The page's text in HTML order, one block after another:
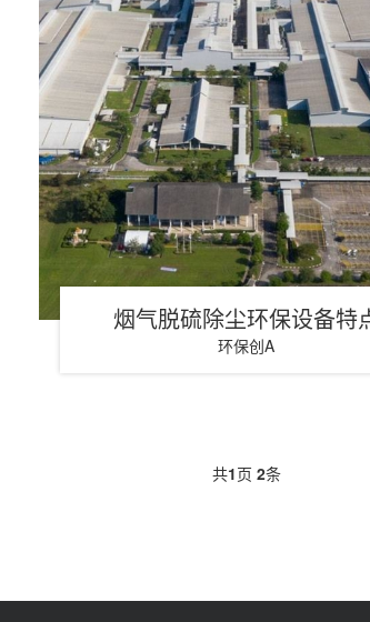
烟气脱硫除尘环保设备特
环保创A
共1页 2条